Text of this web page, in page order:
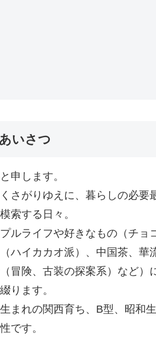
いさつ
申します。
さがりゆえに、暮らしの必要
索する日々。
ルライフや好きなもの（チョ
ハイカカオ派）、中国茶、華
冒険、古装の探案系）など）
ります。
まれの関西育ち、B型、昭和
です。